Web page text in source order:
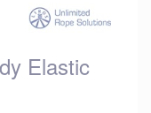
Elastic